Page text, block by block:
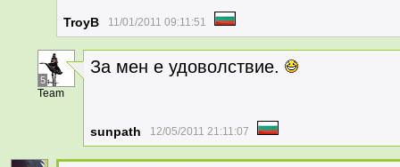
TroyB 11/01/2011 09:11:51
5
Team
За мен е удоволствие.
sunpath 12/05/2011 21:11:07